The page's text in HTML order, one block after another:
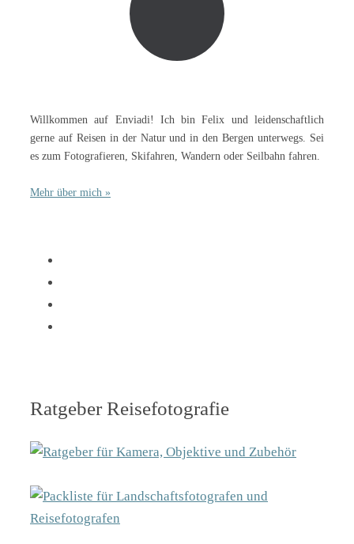
Willkommen auf Enviadi! Ich bin Felix und leidenschaftlich
gerne auf Reisen in der Natur und in den Bergen unterwegs. Sei
es zum Fotografieren, Skifahren, Wandern oder Seilbahn fahren.
Mehr über mich »
Ratgeber Reisefotografie